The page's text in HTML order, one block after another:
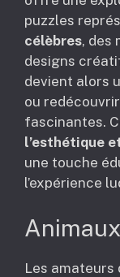
puzzles
célèbres, des
designs
devient alors
ou
fascinantes.
l’esthétique
une touche
l’expérience
Les